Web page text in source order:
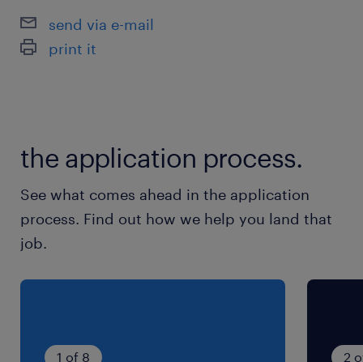
最寄駅
休日休暇
週休2日
就業時間
（1）9:00-17:00（実働7時間00分・休憩60分）
send via e-mail
print it
the application process.
See what comes ahead in the application
process. Find out how we help you land that
job.
1 of 8 2